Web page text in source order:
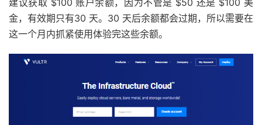
建议获取 $100 账户余额，因为不管是 $50 还是 $100 美
金，有效期只有30 天。30 天后余额都会过期，所以需要在
这一个月内抓紧使用体验完这些余额。